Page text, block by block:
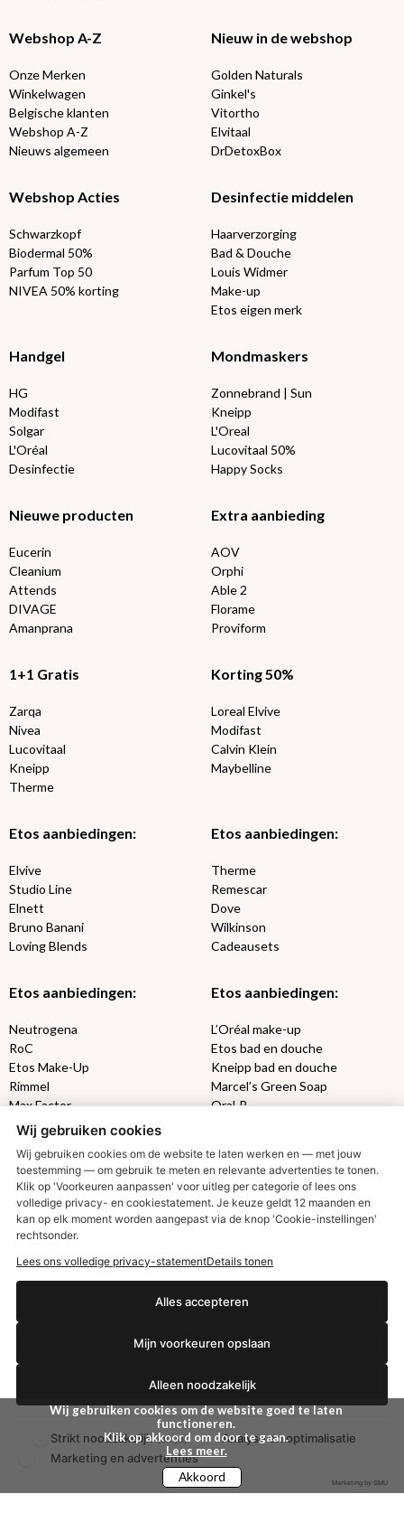
Webshop A-Z
Onze Merken
Winkelwagen
Belgische klanten
Webshop A-Z
Nieuws algemeen
Nieuw in de webshop
Golden Naturals
Ginkel's
Vitortho
Elvitaal
DrDetoxBox
Webshop Acties
Schwarzkopf
Biodermal 50%
Parfum Top 50
NIVEA 50% korting
Desinfectie middelen
Haarverzorging
Bad & Douche
Louis Widmer
Make-up
Etos eigen merk
Handgel
HG
Modifast
Solgar
L'Oréal
Desinfectie
Mondmaskers
Zonnebrand | Sun
Kneipp
L'Oreal
Lucovitaal 50%
Happy Socks
Nieuwe producten
Eucerin
Cleanium
Attends
DIVAGE
Amanprana
Extra aanbieding
AOV
Orphi
Able 2
Florame
Proviform
1+1 Gratis
Zarqa
Nivea
Lucovitaal
Kneipp
Therme
Korting 50%
Loreal Elvive
Modifast
Calvin Klein
Maybelline
Etos aanbiedingen:
Elvive
Studio Line
Elnett
Bruno Banani
Loving Blends
Etos aanbiedingen:
Therme
Remescar
Dove
Wilkinson
Cadeausets
Etos aanbiedingen:
Neutrogena
RoC
Etos Make-Up
Rimmel
Max Factor
Etos aanbiedingen:
L’Oréal make-up
Etos bad en douche
Kneipp bad en douche
Marcel’s Green Soap
Oral-B
Etos aanbiedingen:
Aussie
Gillette
Gezichtsverzorging
Syoss
DETOXEN
Always
Libresse
Gliss Kur
Etos billendoekjes
VISION SUN
Zwitsal SUNWij gebruiken cookies om de website goed te laten
functioneren.
Klik op akkoord om door te gaan.
Lees meer.
Akkoord
Wij gebruiken cookies
Wij gebruiken cookies om de website te laten werken en — met jouw
toestemming — om gebruik te meten en relevante advertenties te tonen.
Klik op 'Voorkeuren aanpassen' voor uitleg per categorie of lees ons
volledige privacy- en cookiestatement. Je keuze geldt 12 maanden en
kan op elk moment worden aangepast via de knop 'Cookie-instellingen'
rechtsonder.
Lees ons volledige privacy-statementDetails tonen
Alles accepteren
Mijn voorkeuren opslaan
Alleen noodzakelijk
Strikt noodzakelijk(altijd)
Analyse en optimalisatie
Marketing en advertenties
Marketing by GMU
€2,50 korting?
Ja, ik wil korting